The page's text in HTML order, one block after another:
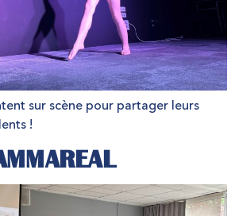
sur scène pour partager leurs
!